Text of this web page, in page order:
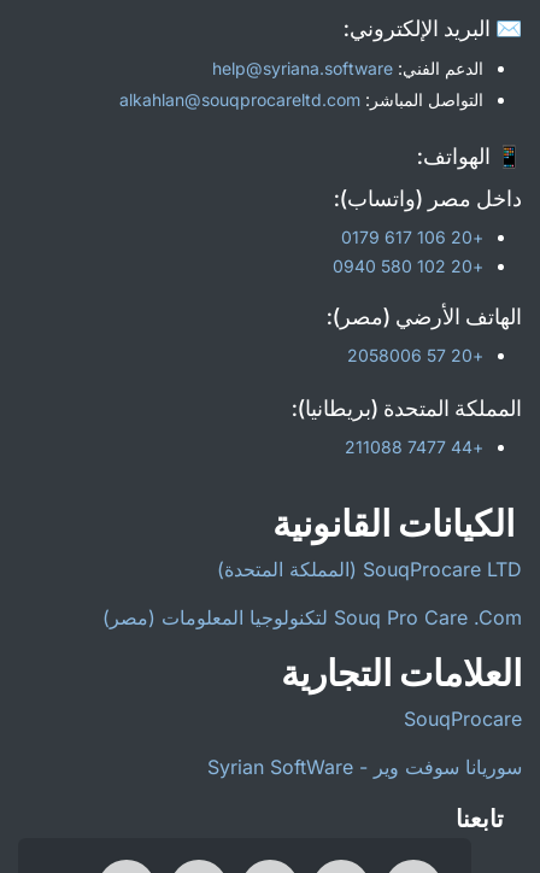
✉️ البريد الإلكتروني:
الدعم الفني: help@syriana.software
التواصل المباشر: alkahlan@souqprocareltd.com
📱 الهواتف:
داخل مصر (واتساب):
+20 106 617 0179
+20 102 580 0940
الهاتف الأرضي (مصر):
+20 57 2058006
المملكة المتحدة (بريطانيا):
+44 7477 211088
الكيانات القانونية
SouqProcare LTD (المملكة المتحدة)
Souq Pro Care .Com لتكنولوجيا المعلومات (مصر)
العلامات التجارية
SouqProcare
سوريانا سوفت وير - Syrian SoftWare
تابعنا